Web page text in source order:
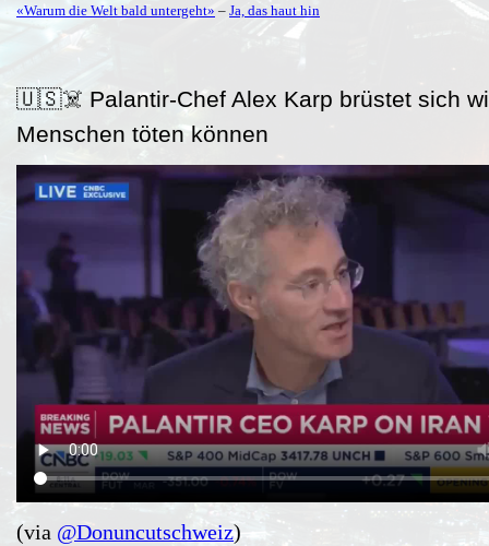
«Warum die Welt bald untergeht» – Ja, das haut hin
🇺🇸☠️ Palantir-Chef Alex Karp brüstet sich
Menschen töten können
(via @Donuncutschweiz)